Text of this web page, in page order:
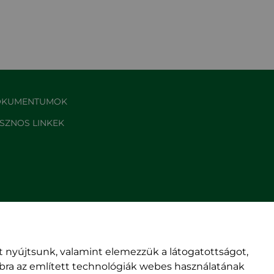
LINKEK
nyújtsunk, valamint elemezzük a látogatottságot,
az említett technológiák webes használatának